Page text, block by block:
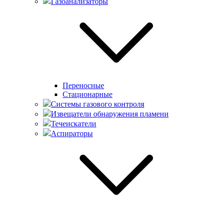
Переносные
Стационарные
Системы газового контроля
Извещатели обнаружения пламени
Течеискатели
Аспираторы